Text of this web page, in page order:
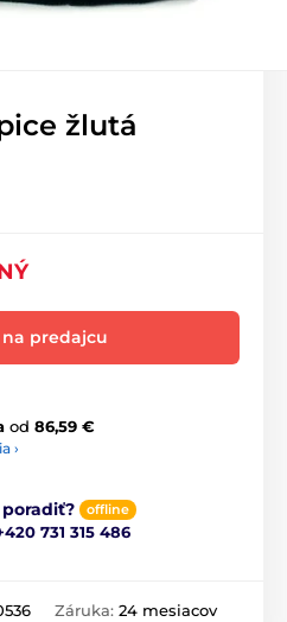
žlutá
predajcu
od 86,59 €
›
offline
731 315 486
Záruka: 24 mesiacov